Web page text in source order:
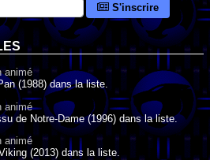
S'inscrire
animé
(1988) dans la liste.
animé
de Notre-Dame (1996) dans la liste.
animé
(2013) dans la liste.